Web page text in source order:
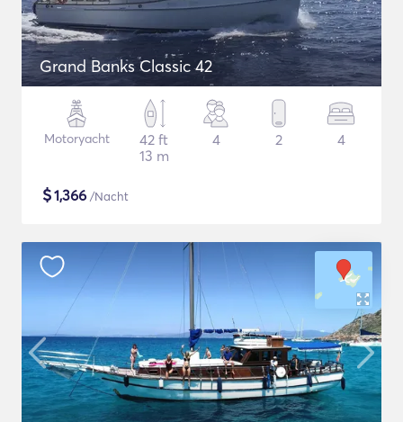
Grand Banks Classic 42
Motoryacht
42 ft
13 m
4 2 4
$1,366 /Nacht